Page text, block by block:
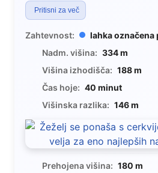
Pritisni za več
Zahtevnost:
lahka označena
Nadm. višina: 334 m
Višina izhodišča: 188 m
Čas hoje: 40 minut
Višinska razlika: 146 m
Prehojena višina: 180 m